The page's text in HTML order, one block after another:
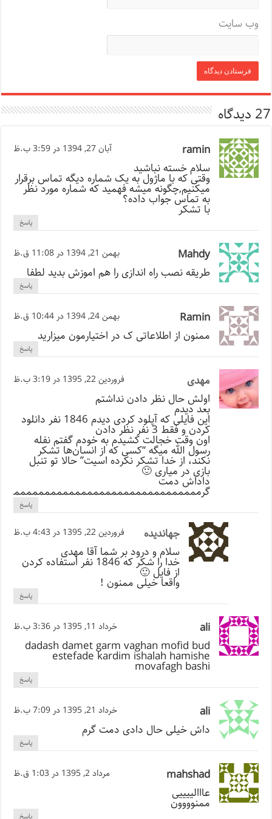
وب‌ سایت
27 دیدگاه
ramin آبان 27, 1394 در 3:59 ب.ظ
سلام خسته نباشید
وقتی که با ماژول به یک شماره دیگه تماس برقرار
میکنیم,چگونه میشه فهمید که شماره مورد نظر
به تماس جواب داده؟
با تشکر
پاسخ
Mahdy بهمن 21, 1394 در 11:08 ق.ظ
طریقه نصب راه اندازی را هم اموزش بدید لطفا
پاسخ
Ramin بهمن 24, 1394 در 10:44 ق.ظ
ممنون از اطلاعاتی ک در اختیارمون میزارید
پاسخ
مهدی فروردین 22, 1395 در 3:19 ب.ظ
اولش حال نظر دادن نداشتم
بعد دیدم
این فایلی که آپلود کردی دیدم 1846 نفر دانلود
کردن و فقط 3 نفر نظر دادن
اون وقت خجالت کشیدم به خودم گفتم نفله
رسول الله میگه “کسی که از انسان‌ها تشکر
نکند، از خدا تشکر نکرده اسیت” حالا تو تنبل
بازی در میاری 🙂
داداش دمت
پاسخ
جهاندیده فروردین 22, 1395 در 4:43 ب.ظ
سلام و درود بر شما آقا مهدی
خدا را شکر که 1846 نفر استفاده کردن
از فایل 🙂
واقعا خیلی ممنون !
پاسخ
ali خرداد 11, 1395 در 3:36 ب.ظ
dadash damet garm vaghan mofid bud
estefade kardim ishalah hamishe
movafagh bashi
پاسخ
ali خرداد 21, 1395 در 7:09 ب.ظ
داش خیلی حال دادی دمت گرم
پاسخ
mahshad مرداد 2, 1395 در 1:03 ق.ظ
عااالییییی
ممنوووون
پاسخ